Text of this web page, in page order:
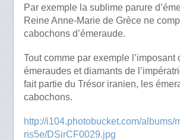
Par exemple la sublime parure
Reine Anne-Marie de Grèce ne
cabochons d’émeraude.
Tout comme par exemple l’imposant
émeraudes et diamants de
fait partie du Trésor iranien, les
cabochons.
http://i104.photobucket.com/albums/
ris5e/DSirCF0029.jpg